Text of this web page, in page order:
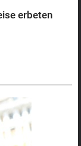
erbeten